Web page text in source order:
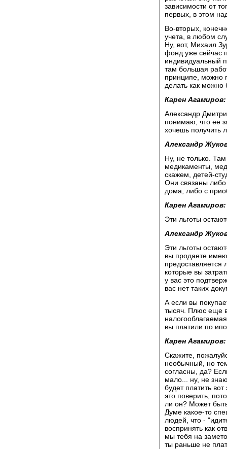
зависимости от
первых, в этом
Во-вторых,
учета, в любом
Ну, вот, Михаил
фонд уже сейчас
индивидуальный
там большая
принципе, можно
делать как
Карен Агамиров:
Александр
понимаю, что ее
хочешь получить
Александр
Ну, не только.
медикаменты,
скажем, детей-
Они связаны либо
дома, либо с
Карен Агамиров:
Эти льготы
Александр
Эти льготы
вы продаете
предоставляется
которые вы
у вас это
вас нет таких
А если вы
тысяч. Плюс еще
вы платили по
Карен Агамиров:
Скажите,
необычный, но
согласны, да?
мало... ну, не
будет платить
это поверить,
ли он? Может
Думе какое-то
людей, что -
воспринять как
мы тебя на
ты раньше не